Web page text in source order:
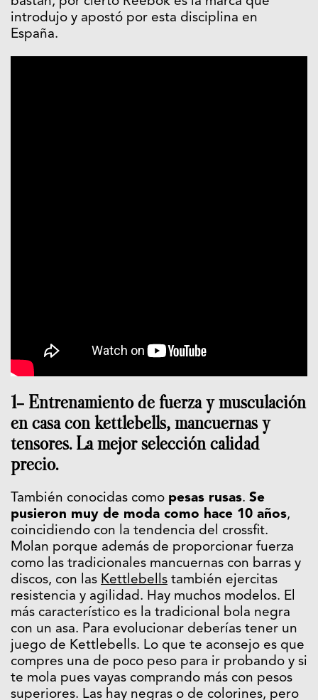
introdujo y apostó por esta disciplina en
España.
1- Entrenamiento de fuerza y musculación
en casa con kettlebells, mancuernas y
tensores. La mejor selección calidad
precio.
También conocidas como pesas rusas. Se
pusieron muy de moda como hace 10 años,
coincidiendo con la tendencia del crossfit.
Molan porque además de proporcionar fuerza
como las tradicionales mancuernas con barras y
discos, con las Kettlebells también ejercitas
resistencia y agilidad. Hay muchos modelos. El
más característico es la tradicional bola negra
con un asa. Para evolucionar deberías tener un
juego de Kettlebells. Lo que te aconsejo es que
compres una de poco peso para ir probando y si
te mola pues vayas comprando más con pesos
superiores. Las hay negras o de colorines, pero